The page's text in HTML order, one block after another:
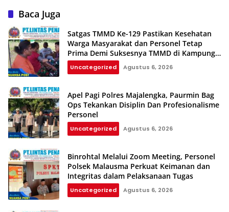
Baca Juga
Satgas TMMD Ke-129 Pastikan Kesehatan
Warga Masyarakat dan Personel Tetap
Prima Demi Suksesnya TMMD di Kampung
Sesor
Uncategorized Agustus 6, 2026
Apel Pagi Polres Majalengka, Paurmin Bag
Ops Tekankan Disiplin Dan Profesionalisme
Personel
Uncategorized Agustus 6, 2026
Binrohtal Melalui Zoom Meeting, Personel
Polsek Malausma Perkuat Keimanan dan
Integritas dalam Pelaksanaan Tugas
Uncategorized Agustus 6, 2026